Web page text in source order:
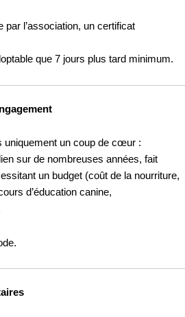
par l’association, un certificat
que 7 jours plus tard minimum.
uniquement un coup de cœur :
sur de nombreuses années, fait
un budget (coût de la nourriture,
d’éducation canine,